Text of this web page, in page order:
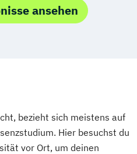
ansehen
bezieht sich meistens auf
Hier besuchst du
vor Ort, um deinen